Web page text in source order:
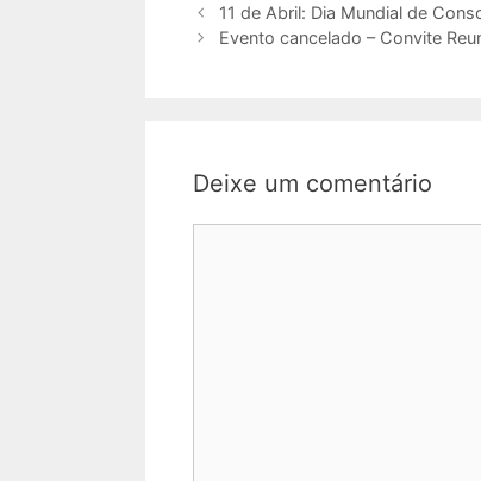
11 de Abril: Dia Mundial de
Evento cancelado – Convite
Deixe um comentário